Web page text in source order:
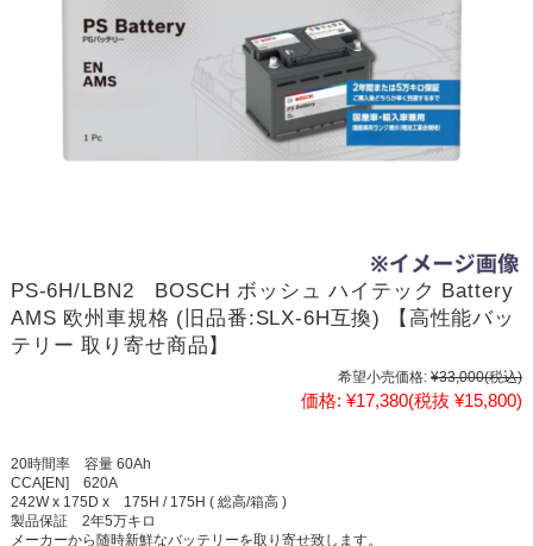
PS-6H/LBN2 BOSCH ボッシュ ハイテック Battery
AMS 欧州車規格 (旧品番:SLX-6H互換) 【高性能バッ
テリー 取り寄せ商品】
希望小売価格: ¥33,000(税込)
価格: ¥17,380(税抜 ¥15,800)
20時間率 容量 60Ah
CCA[EN] 620A
242W x 175D x 175H / 175H ( 総高/箱高 )
製品保証 2年5万キロ
メーカーから随時新鮮なバッテリーを取り寄せ致します。